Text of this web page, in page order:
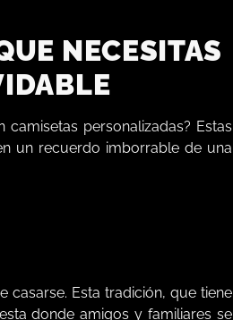
NECESITAS
personalizadas? Estas
un recuerdo imborrable de una
Esta tradición, que tiene
donde amigos y familiares se